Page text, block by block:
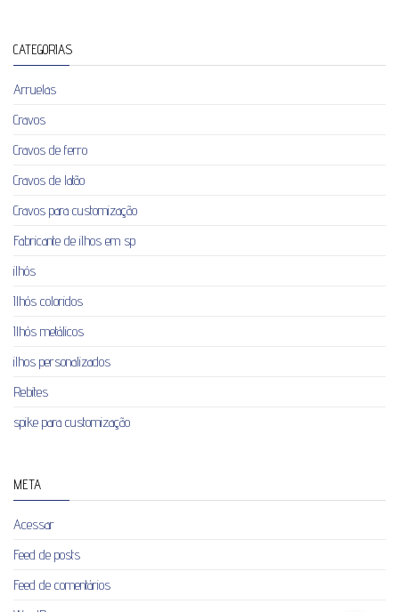
CATEGORIAS
Arruelas
Cravos
Cravos de ferro
Cravos de latão
Cravos para customização
Fabricante de ilhos em sp
ilhós
Ilhós coloridos
Ilhós metálicos
ilhos personalizados
Rebites
spike para customização
META
Acessar
Feed de posts
Feed de comentários